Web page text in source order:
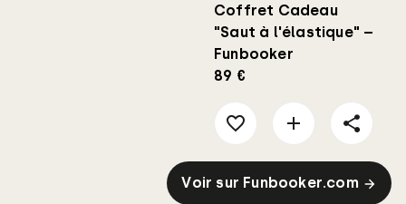
Coffret Cadeau
"Saut à l'élastique" –
Funbooker
89 €
Voir sur Funbooker.com